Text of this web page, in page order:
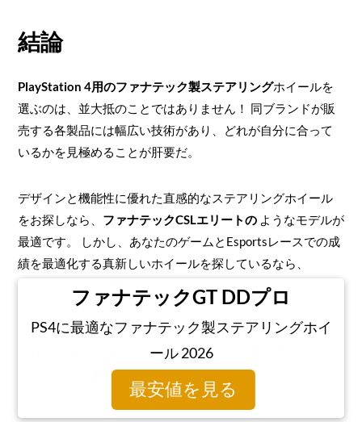
結論
PlayStation 4用のファナテック製ステアリングホイールを
選ぶのは、並大抵のことではありません！ 同ブランドが販
売する各製品には幅広い技術があり、どれが自分に合って
いるかを見極めることが肝要だ。
デザインと機能性に優れた直感的なステアリングホイール
をお探しなら、 ファナテックCSLエリートの ようなモデルが
最適です。 しかし、あなたのゲームとEsportsレースでの成
績を最適化する真新しいホイールを探しているなら、
1は間違いなくあなたのスピードにぴった
それでもまだ躊躇しているのなら、この記事で選んだすべ
てのモデルが最高品質で、あなたを失望させないことを知
ファナテックGT DDプロ
PS4に最適なファナテック製ステアリングホイ
ール 2026
最安値を見る